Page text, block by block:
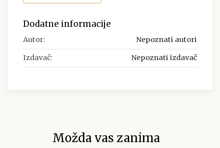
Dodatne informacije
Autor: Nepoznati autori
Izdavač: Nepoznati izdavač
Možda vas zanima